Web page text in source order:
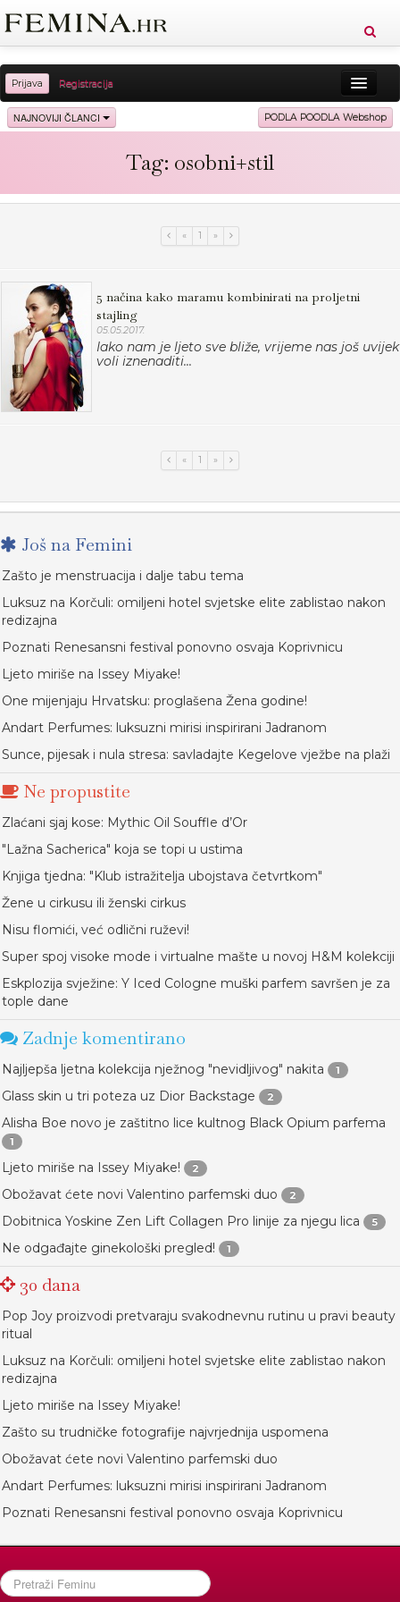
Prijava Registracija
Sreća Zdravlje Vitkost
Ljubav Putovanja
NAJNOVIJI ČLANCI PODLA POODLA Webshop
Tag: osobni+stil
« 1 »
5 načina kako maramu kombinirati na proljetni
stajling
05.05.2017.
Iako nam je ljeto sve bliže, vrijeme nas još uvijek
voli iznenaditi...
« 1 »
Još na Femini
Zašto je menstruacija i dalje tabu tema
Luksuz na Korčuli: omiljeni hotel svjetske elite zablistao nakon
redizajna
Poznati Renesansni festival ponovno osvaja Koprivnicu
Ljeto miriše na Issey Miyake!
One mijenjaju Hrvatsku: proglašena Žena godine!
Andart Perfumes: luksuzni mirisi inspirirani Jadranom
Sunce, pijesak i nula stresa: savladajte Kegelove vježbe na plaži
Ne propustite
Zlaćani sjaj kose: Mythic Oil Souffle d’Or
"Lažna Sacherica" koja se topi u ustima
Knjiga tjedna: "Klub istražitelja ubojstava četvrtkom"
Žene u cirkusu ili ženski cirkus
Nisu flomići, već odlični ruževi!
Super spoj visoke mode i virtualne mašte u novoj H&M kolekciji
Eskplozija svježine: Y Iced Cologne muški parfem savršen je za
tople dane
Zadnje komentirano
Najljepša ljetna kolekcija nježnog "nevidljivog" nakita 1
Glass skin u tri poteza uz Dior Backstage 2
Alisha Boe novo je zaštitno lice kultnog Black Opium parfema
1
Ljeto miriše na Issey Miyake! 2
Obožavat ćete novi Valentino parfemski duo 2
Dobitnica Yoskine Zen Lift Collagen Pro linije za njegu lica 5
Ne odgađajte ginekološki pregled! 1
30 dana
Pop Joy proizvodi pretvaraju svakodnevnu rutinu u pravi beauty
ritual
Luksuz na Korčuli: omiljeni hotel svjetske elite zablistao nakon
redizajna
Ljeto miriše na Issey Miyake!
Zašto su trudničke fotografije najvrjednija uspomena
Obožavat ćete novi Valentino parfemski duo
Andart Perfumes: luksuzni mirisi inspirirani Jadranom
Poznati Renesansni festival ponovno osvaja Koprivnicu